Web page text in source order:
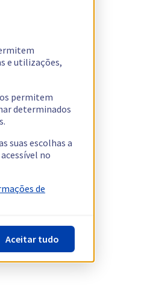
e utilizações,
permitem
determinados
suas escolhas a
no
de
Aceitar tudo